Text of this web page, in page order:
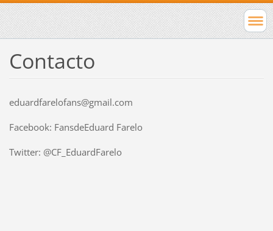
Contacto
eduardfarelofans@gmail.com
Facebook: FansdeEduard Farelo
Twitter: @CF_EduardFarelo